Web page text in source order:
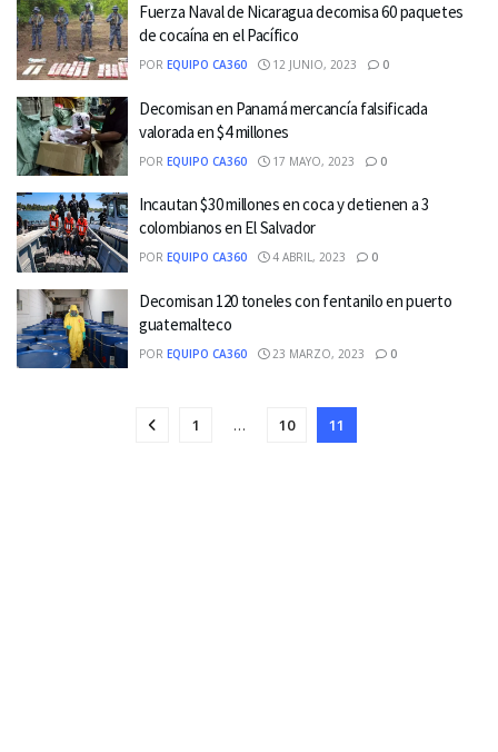
Fuerza Naval de Nicaragua decomisa 60 paquetes
de cocaína en el Pacífico
POR EQUIPO CA360 12 JUNIO, 2023 0
Decomisan en Panamá mercancía falsificada
valorada en $4 millones
POR EQUIPO CA360 17 MAYO, 2023 0
Incautan $30 millones en coca y detienen a 3
colombianos en El Salvador
POR EQUIPO CA360 4 ABRIL, 2023 0
Decomisan 120 toneles con fentanilo en puerto
guatemalteco
POR EQUIPO CA360 23 MARZO, 2023 0
1 … 10 11